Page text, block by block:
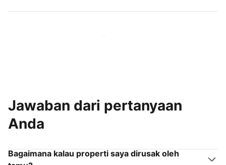
Gabung dengan tuan rumah lain seperti Anda
Jawaban dari pertanyaan
Anda
Bagaimana kalau properti saya dirusak oleh